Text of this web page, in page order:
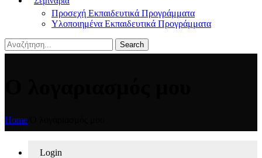
Προσεχή Εκπαιδευτικά Προγράμματα
Υλοποιημένα Εκπαιδευτικά Προγράμματα
Search
Home
Login